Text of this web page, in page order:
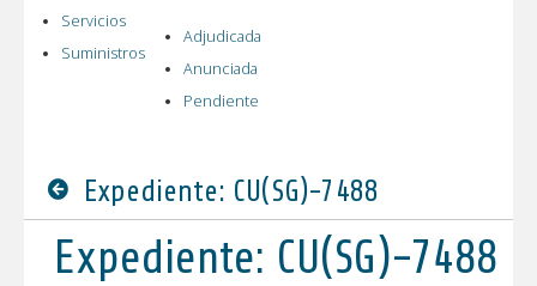
Servicios
Suministros
Adjudicada
Anunciada
Pendiente
Expediente: CU(SG)-7488
Expediente: CU(SG)-7488